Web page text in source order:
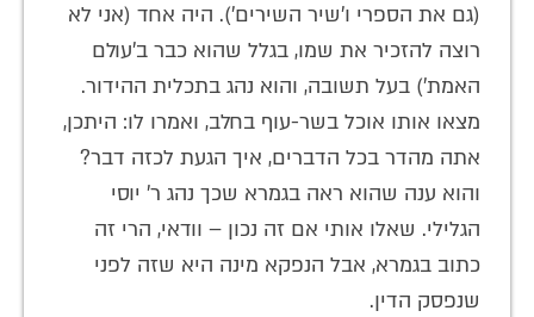
(גם את הספרי ו'שיר השירים'). היה אחד (אני לא
רוצה להזכיר את שמו, בגלל שהוא כבר ב'עולם
האמת') בעל תשובה, והוא נהג בתכלית ההידור.
מצאו אותו אוכל בשר-עוף בחלב, ואמרו לו: היתכן,
אתה מהדר בכל הדברים, איך הגעת לכזה דבר?
והוא ענה שהוא ראה בגמרא שכך נהג ר' יוסי
הגלילי. שאלו אותי אם זה נכון – וודאי, הרי זה
כתוב בגמרא, אבל הנפקא מינה היא שזה לפני
שנפסק הדין.